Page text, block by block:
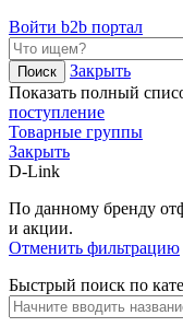
Войти b2b портал
Закрыть
Показать полный
поступление
Товарные группы
Закрыть
D-Link
По данному бренду
и акции.
Отменить фильтрацию
Быстрый поиск по